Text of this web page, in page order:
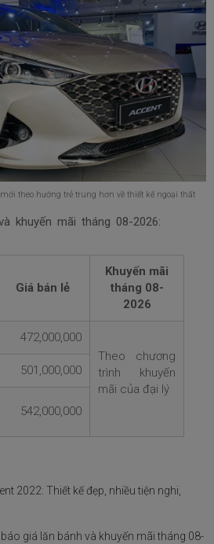
theo hướng trẻ trung hơn về thiết kế ngoại thất
khuyến mãi tháng 08-2026:
Giá bán lẻ
Khuyến mãi
tháng 08-
2026
472,000,000
Theo chương
trình khuyến
mãi của đại lý
501,000,000
542,000,000
2022: Thiết kế đẹp, nhiều tiện nghi,
giá lăn bánh và khuyến mãi tháng 08-